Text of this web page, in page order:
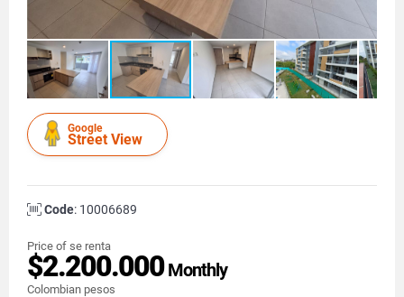
Google
Street View
Code: 10006689
Price of se renta
$2.200.000Monthly
Colombian pesos